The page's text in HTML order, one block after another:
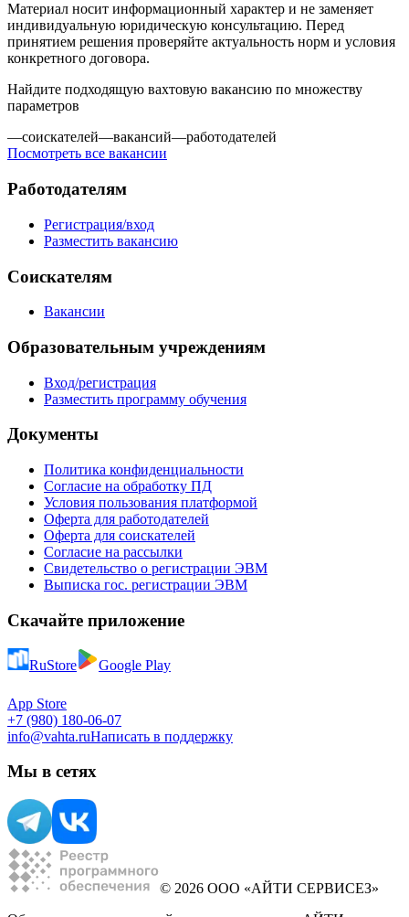
Материал носит информационный характер и не заменяет
индивидуальную юридическую консультацию. Перед
принятием решения проверяйте актуальность норм и условия
конкретного договора.
Найдите подходящую вахтовую вакансию по множеству
параметров
—соискателей—вакансий—работодателей
Посмотреть все вакансии
Работодателям
Регистрация/вход
Разместить вакансию
Соискателям
Вакансии
Образовательным учреждениям
Вход/регистрация
Разместить программу обучения
Документы
Политика конфиденциальности
Согласие на обработку ПД
Условия пользования платформой
Оферта для работодателей
Оферта для соискателей
Согласие на рассылки
Свидетельство о регистрации ЭВМ
Выписка гос. регистрации ЭВМ
Скачайте приложение
RuStore Google Play
App Store
+7 (980) 180-06-07
info@vahta.ruНаписать в поддержку
Мы в сетях
© 2026 ООО «АЙТИ СЕРВИСЕЗ»